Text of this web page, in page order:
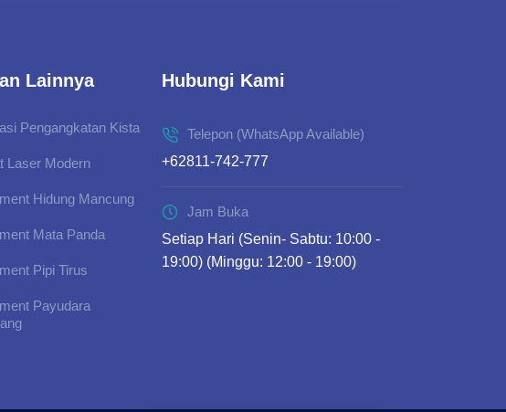
Lainnya
Pengangkatan Kista
Laser Modern
Hidung Mancung
Mata Panda
Pipi Tirus
Payudara
Hubungi Kami
Telepon (WhatsApp Available)
+62811-742-777
Jam Buka
Setiap Hari (Senin- Sabtu: 10:00 -
19:00) (Minggu: 12:00 - 19:00)